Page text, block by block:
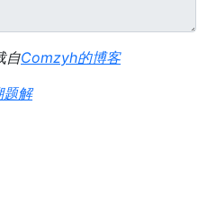
自Comzyh的博客
解